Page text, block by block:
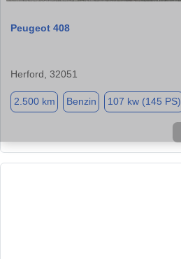
Peugeot 408
Herford, 32051
2.500 km Benzin 107 kw (145 PS)